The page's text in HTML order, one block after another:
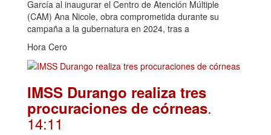
García al inaugurar el Centro de Atención Múltiple
(CAM) Ana Nicole, obra comprometida durante su
campaña a la gubernatura en 2024, tras a
Hora Cero
IMSS Durango realiza tres
procuraciones de córneas.
14:11